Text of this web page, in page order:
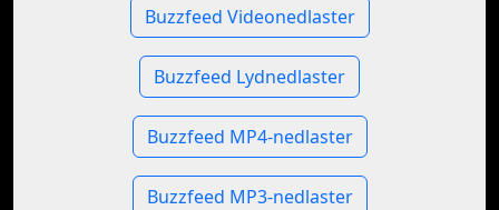
Buzzfeed Videonedlaster
Buzzfeed Lydnedlaster
Buzzfeed MP4-nedlaster
Buzzfeed MP3-nedlaster